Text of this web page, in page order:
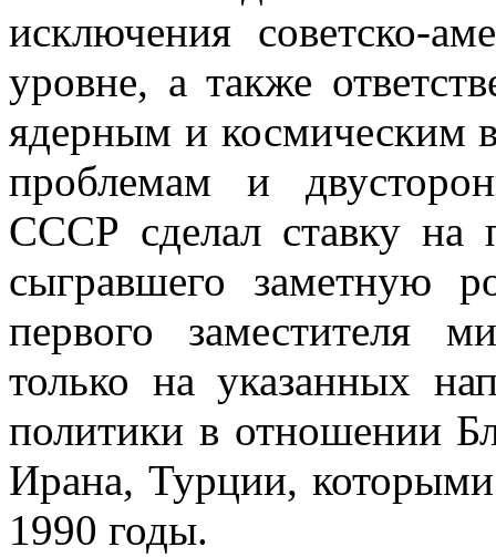
исключения советско-
уровне, а также
ядерным и космическим
проблемам и
СССР сделал ставку на
сыгравшего заметную
первого заместителя
только на указанных
политики в отношении
Ирана, Турции,
1990 годы.